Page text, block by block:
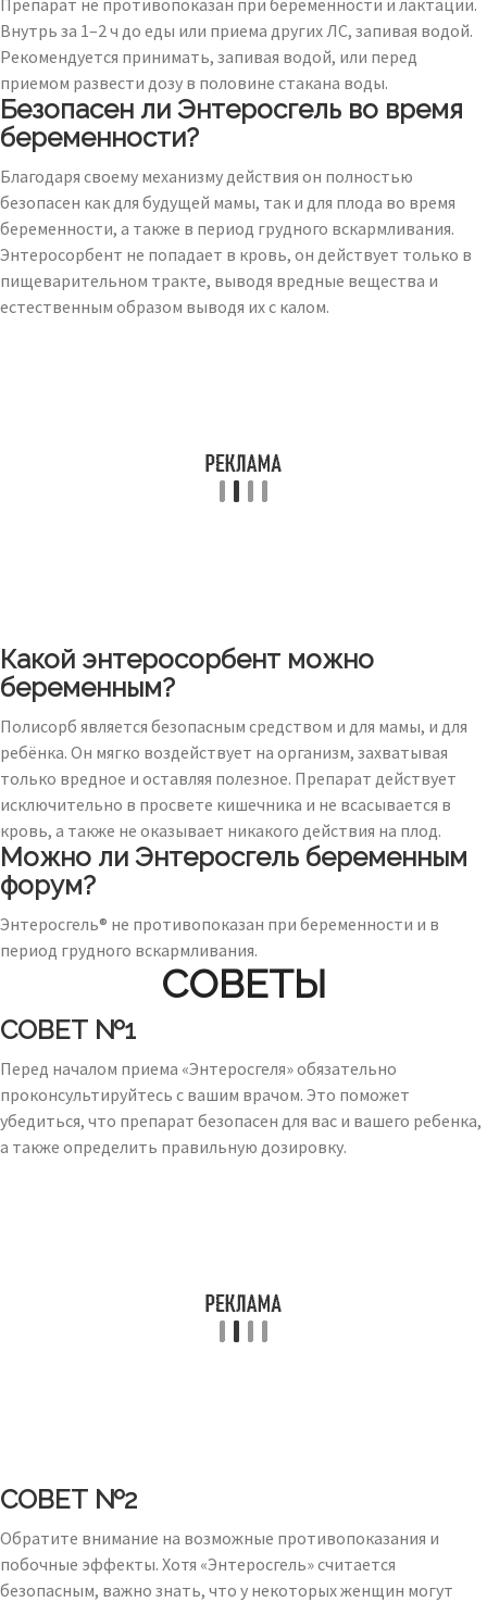
Препарат не противопоказан при беременности и лактации.
Внутрь за 1–2 ч до еды или приема других ЛС, запивая водой.
Рекомендуется принимать, запивая водой, или перед
приемом развести дозу в половине стакана воды.
Безопасен ли Энтеросгель во время
беременности?
Благодаря своему механизму действия он полностью
безопасен как для будущей мамы, так и для плода во время
беременности, а также в период грудного вскармливания.
Энтеросорбент не попадает в кровь, он действует только в
пищеварительном тракте, выводя вредные вещества и
естественным образом выводя их с калом.
Какой энтеросорбент можно
беременным?
Полисорб является безопасным средством и для мамы, и для
ребёнка. Он мягко воздействует на организм, захватывая
только вредное и оставляя полезное. Препарат действует
исключительно в просвете кишечника и не всасывается в
кровь, а также не оказывает никакого действия на плод.
Можно ли Энтеросгель беременным
форум?
Энтеросгель® не противопоказан при беременности и в
период грудного вскармливания.
СОВЕТЫ
СОВЕТ №1
Перед началом приема «Энтеросгеля» обязательно
проконсультируйтесь с вашим врачом. Это поможет
убедиться, что препарат безопасен для вас и вашего ребенка,
а также определить правильную дозировку.
СОВЕТ №2
Обратите внимание на возможные противопоказания и
побочные эффекты. Хотя «Энтеросгель» считается
безопасным, важно знать, что у некоторых женщин могут